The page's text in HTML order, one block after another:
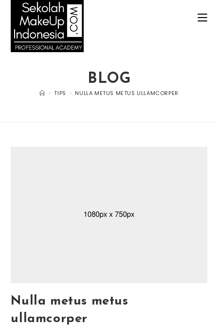
BLOG
> TIPS > NULLA METUS METUS ULLAMCORPER
Nulla metus metus
ullamcorper